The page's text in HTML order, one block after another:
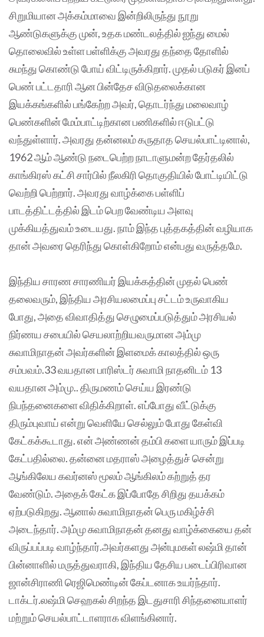
சிறுமியான அக்கம்மாவை இன்றிலிருந்து நூறு
ஆண்டுகளுக்கு முன், உதக மண்டலத்தில் ஐந்து மைல்
தொலைவில் உள்ள பள்ளிக்கு அவரது தந்தை தோளில்
சுமந்து கொண்டு போய் விட்டிருக்கிறார். முதல் படுகர் இனப்
பெண் பட்டதாரி ஆன பின்தேச விடுதலைக்கான
இயக்கங்களில் பங்கேற்ற அவர், தொடர்ந்து மலைவாழ்
பெண்களின் மேம்பாட்டிற்கான பணிகளில் ஈடுபட்டு
வந்துள்ளார். அவரது தன்னலம் கருதாத செயல்பாட்டினால்,
1962 ஆம் ஆண்டு நடைபெற்ற நாடாளுமன்ற தேர்தலில்
காங்கிரஸ் கட்சி சார்பில் நீலகிரி தொகுதியில் போட்டியிட்டு
வெற்றி பெற்றார். அவரது வாழ்க்கை பள்ளிப்
பாடத்திட்டத்தில் இடம் பெற வேண்டிய அளவு
முக்கியத்துவம் உடையது. நாம் இந்த புத்தகத்தின் வழியாக
தான் அவரை தெரிந்து கொள்கிறோம் என்பது வருத்தமே‌.
இந்திய சாரண சாரணியர் இயக்கத்தின் முதல் பெண்
தலைவரும், இந்திய அரசியலமைப்பு சட்டம் உருவாகிய
போது, அதை விவாதித்து செழுமைப்படுத்தும் அரசியல்
நிர்ணய சபையில் செயலாற்றியவருமான அம்மு
சுவாமிநாதன் அவர்களின் இளமைக் காலத்தில் ஒரு
சம்பவம்.33 வயதான பாரிஸ்டர் சுவாமி நாதனிடம் 13
வயதான அம்மு.. திருமணம் செய்ய இரண்டு
நிபந்தனைகளை விதிக்கிறாள். எப்போது வீட்டுக்கு
திரும்புவாய் என்று வெளியே செல்லும் போது கேள்வி
கேட்கக்கூடாது. என் அண்ணன் தம்பி களை யாரும் இப்படி
கேட்பதில்லை. தன்னை மதராஸ் அழைத்துச் சென்று
ஆங்கிலேய கவர்னஸ் மூலம் ஆங்கிலம் கற்றுத் தர
வேண்டும். அதைக் கேட்க இப்போதே சிறிது தயக்கம்
ஏற்படுகிறது. ஆனால் சுவாமிநாதன் பெரு மகிழ்ச்சி
அடைந்தார். அம்மு சுவாமிநாதன் தனது வாழ்க்கையை தன்
விருப்பப்படி வாழ்ந்தார்.அவர்களது அன்புமகள் லஷ்மி தான்
பின்னாளில் மருத்துவராகி, இந்திய தேசிய படைப்பிரிவான
ஜான்சிராணி ரெஜிமெண்டின் கேப்டனாக உயர்ந்தார்.
டாக்டர்.லஷ்மி செஹகல் சிறந்த இடதுசாரி சிந்தனையாளர்
மற்றும் செயல்பாட்டாளராக விளங்கினார்.